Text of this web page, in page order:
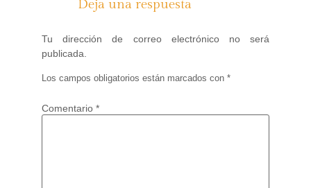
Deja una respuesta
Tu dirección de correo electrónico no será
publicada.
Los campos obligatorios están marcados con *
Comentario *